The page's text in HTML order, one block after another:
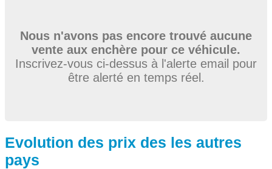
Nous n'avons pas encore trouvé aucune
vente aux enchère pour ce véhicule.
Inscrivez-vous ci-dessus à l'alerte email pour
être alerté en temps réel.
Evolution des prix des les autres
pays